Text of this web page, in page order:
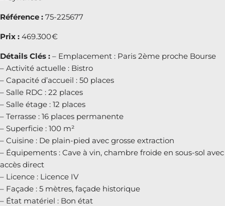
Référence : 75-225677
Prix : 469.300 €
Détails Clés : – Emplacement : Paris 2ème proche Bourse
– Activité actuelle : Bistro
– Capacité d’accueil : 50 places
– Salle RDC : 22 places
– Salle étage : 12 places
– Terrasse : 16 places permanente
– Superficie : 100 m²
– Cuisine : De plain-pied avec grosse extraction
– Équipements : Cave à vin, chambre froide en sous-sol avec
accès direct
– Licence : Licence IV
– Façade : 5 mètres, façade historique
– État matériel : Bon état